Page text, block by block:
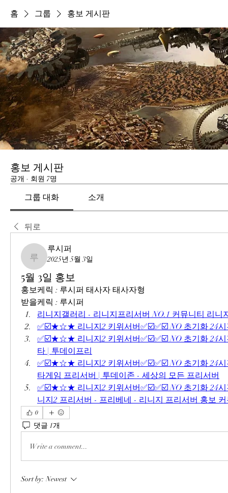
홈 그룹 홍보 게시판
홍보 게시판
공개 · 회원 7명
그룹 대화 소개
뒤로
루시퍼
루시퍼
2025년 5월 3일
5월 3일 홍보
홍보케릭 : 루시퍼 태사자 태사자형
받을케릭 : 루시퍼
리니지갤러리 - 리니지프리서버 NO.1 커뮤니티 리니
✅☑️★☆★ 리니지2 키위서버✅☑️✅☑️ NO 초기화 24
✅☑️★☆★ 리니지2 키위서버✅☑️✅☑️ NO 초기화 24
타 | 투데이프리
✅☑️★☆★ 리니지2 키위서버✅☑️✅☑️ NO 초기화 24
타게임 프리서버 | 투데이존 - 세상의 모든 프리서버
✅☑️★☆★ 리니지2 키위서버✅☑️✅☑️ NO 초기화 24
니지2 프리서버 - 프리베네 - 리니지 프리서버 홍보
0
댓글 1개
Write a comment...
Sort by: Newest